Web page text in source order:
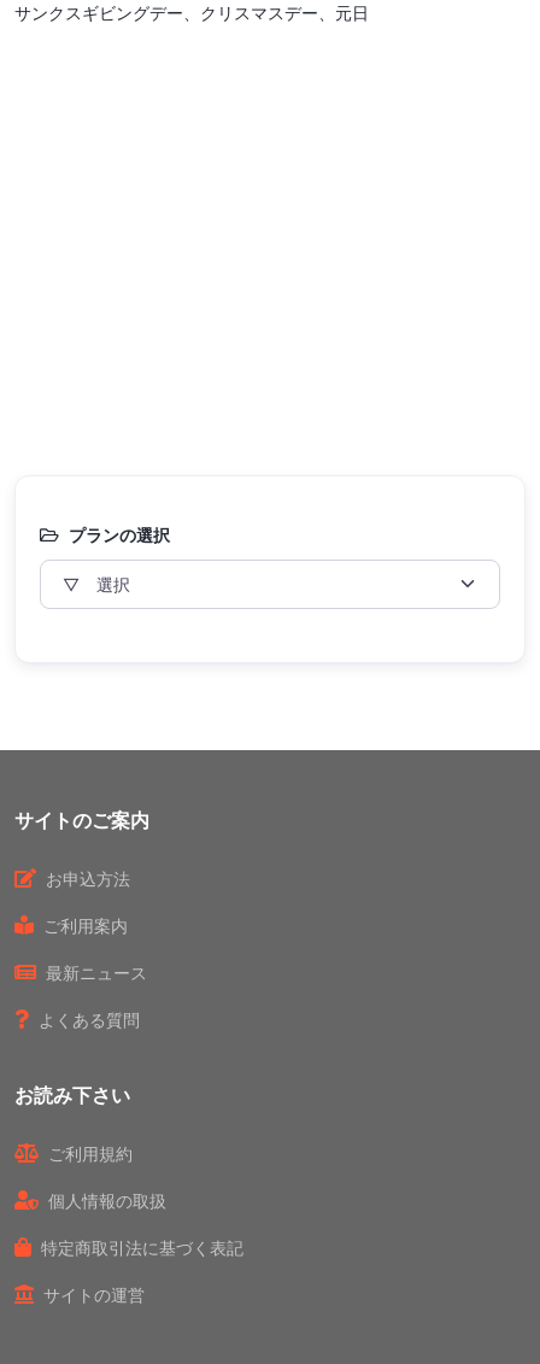
サンクスギビングデー、クリスマスデー、元日
プランの選択
サイトのご案内
お申込方法
ご利用案内
最新ニュース
よくある質問
お読み下さい
ご利用規約
個人情報の取扱
特定商取引法に基づく表記
サイトの運営